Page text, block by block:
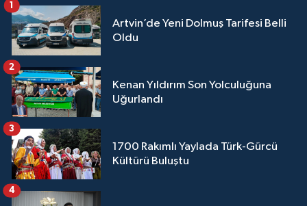
Artvin’de Yeni Dolmuş Tarifesi Belli
Oldu
1
Kenan Yıldırım Son Yolculuğuna
Uğurlandı
2
1700 Rakımlı Yaylada Türk-Gürcü
Kültürü Buluştu
3
4